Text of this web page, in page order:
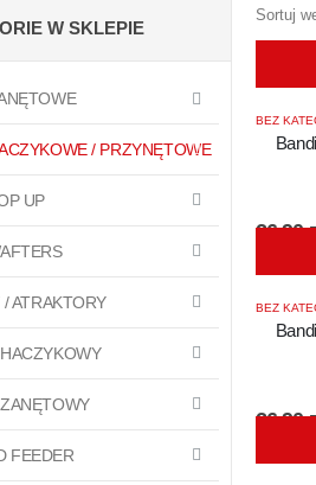
Sortuj
BEZ
26,90
BEZ
26,90
W SKLEPIE
/ PRZYNĘTOWE
UP
ATRAKTORY
FEEDER